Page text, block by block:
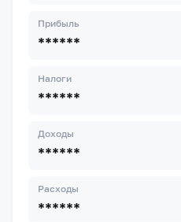
Прибыль
******
Налоги
******
Доходы
******
Расходы
******